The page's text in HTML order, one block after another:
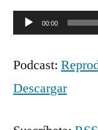
Reproductor
audio
00:00
Podcast:
Descargar